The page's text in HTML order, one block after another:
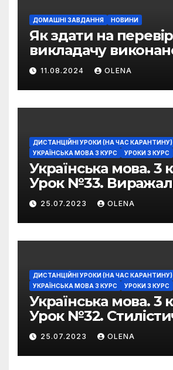
ДОМАШНІ ЗАВДАННЯ НОВИНИ
Як здати на
викладачу
домашнє завдання
11.08.2024 OLENA
ДИСТАНЦІЙНІ УРОКИ (НА ЧАС КАРАНТИНУ)
УКРАЇНСЬКА МОВА 3 КУРС
УРОКИ 3 КУРС
Українська мова. 3
Урок №33.
можливості
25.07.2023 OLENA
ДИСТАНЦІЙНІ УРОКИ (НА ЧАС КАРАНТИНУ)
УКРАЇНСЬКА МОВА 3 КУРС
УРОКИ 3 КУРС
Українська мова. 3
Урок №32.
забарвлення
фразеологізмів
25.07.2023 OLENA